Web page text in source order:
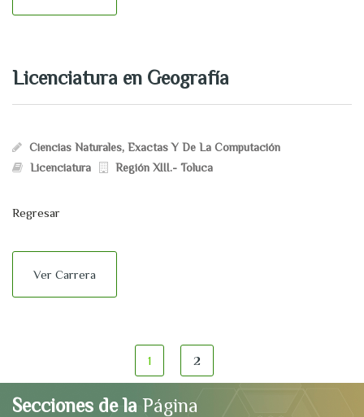
Licenciatura en Geografía
Ciencias Naturales, Exactas Y De La Computación
Licenciatura
Región XIII.- Toluca
Regresar
Ver Carrera
1 2
Secciones de la Página